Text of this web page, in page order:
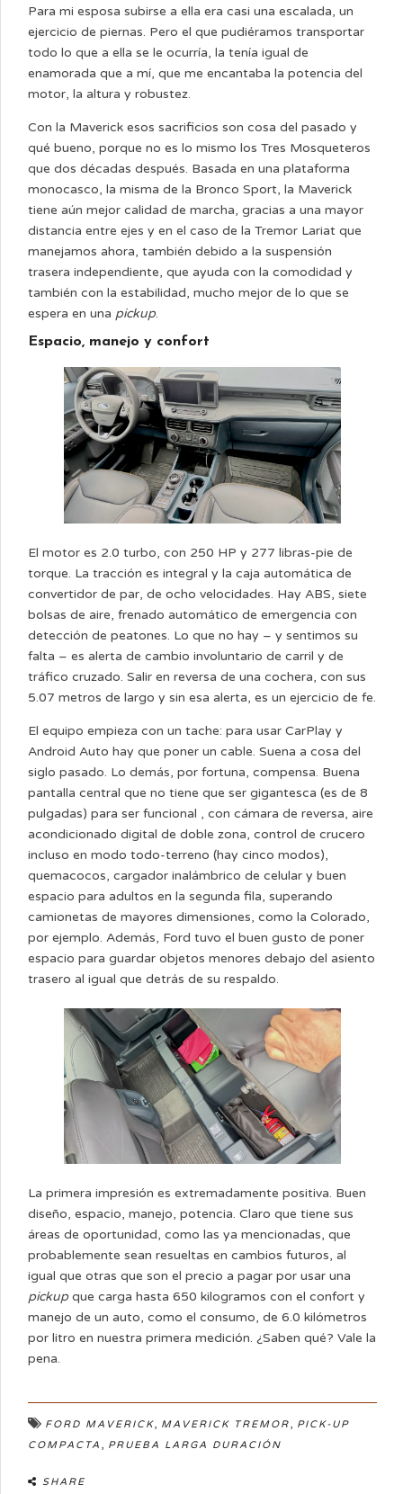
Para mi esposa subirse a ella era casi una escalada, un
ejercicio de piernas. Pero el que pudiéramos transportar
todo lo que a ella se le ocurría, la tenía igual de
enamorada que a mí, que me encantaba la potencia del
motor, la altura y robustez.
Con la Maverick esos sacrificios son cosa del pasado y
qué bueno, porque no es lo mismo los Tres Mosqueteros
que dos décadas después. Basada en una plataforma
monocasco, la misma de la Bronco Sport, la Maverick
tiene aún mejor calidad de marcha, gracias a una mayor
distancia entre ejes y en el caso de la Tremor Lariat que
manejamos ahora, también debido a la suspensión
trasera independiente, que ayuda con la comodidad y
también con la estabilidad, mucho mejor de lo que se
espera en una pickup.
Espacio, manejo y confort
El motor es 2.0 turbo, con 250 HP y 277 libras-pie de
torque. La tracción es integral y la caja automática de
convertidor de par, de ocho velocidades. Hay ABS, siete
bolsas de aire, frenado automático de emergencia con
detección de peatones. Lo que no hay – y sentimos su
falta – es alerta de cambio involuntario de carril y de
tráfico cruzado. Salir en reversa de una cochera, con sus
5.07 metros de largo y sin esa alerta, es un ejercicio de fe.
El equipo empieza con un tache: para usar CarPlay y
Android Auto hay que poner un cable. Suena a cosa del
siglo pasado. Lo demás, por fortuna, compensa. Buena
pantalla central que no tiene que ser gigantesca (es de 8
pulgadas) para ser funcional , con cámara de reversa, aire
acondicionado digital de doble zona, control de crucero
incluso en modo todo-terreno (hay cinco modos),
quemacocos, cargador inalámbrico de celular y buen
espacio para adultos en la segunda fila, superando
camionetas de mayores dimensiones, como la Colorado,
por ejemplo. Además, Ford tuvo el buen gusto de poner
espacio para guardar objetos menores debajo del asiento
trasero al igual que detrás de su respaldo.
La primera impresión es extremadamente positiva. Buen
diseño, espacio, manejo, potencia. Claro que tiene sus
áreas de oportunidad, como las ya mencionadas, que
probablemente sean resueltas en cambios futuros, al
igual que otras que son el precio a pagar por usar una
pickupque carga hasta 650 kilogramos con el confort y
manejo de un auto, como el consumo, de 6.0 kilómetros
por litro en nuestra primera medición. ¿Saben qué? Vale la
pena.
FORD MAVERICK, MAVERICK TREMOR, PICK-UP
COMPACTA , PRUEBA LARGA DURACIÓN
SHARE